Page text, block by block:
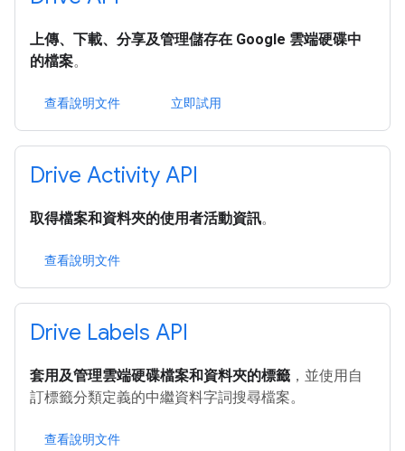
上傳、下載、分享及管理儲存在 Google 雲端硬碟中
的檔案。
查看說明文件 立即試用
Drive Activity API
取得檔案和資料夾的使用者活動資訊。
查看說明文件
Drive Labels API
套用及管理雲端硬碟檔案和資料夾的標籤 ，並使用自
訂標籤分類定義的中繼資料字詞搜尋檔案。
查看說明文件